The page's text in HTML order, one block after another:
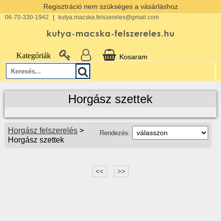
Regisztráció nem szükséges a vásárláshoz
06-70-330-1942 kutya.macska.felszereles@gmail.com
Kategóriák Kosaram
Horgász szettek
Rendezés:
Horgász felszerelés>
Horgász szettek
<< >>